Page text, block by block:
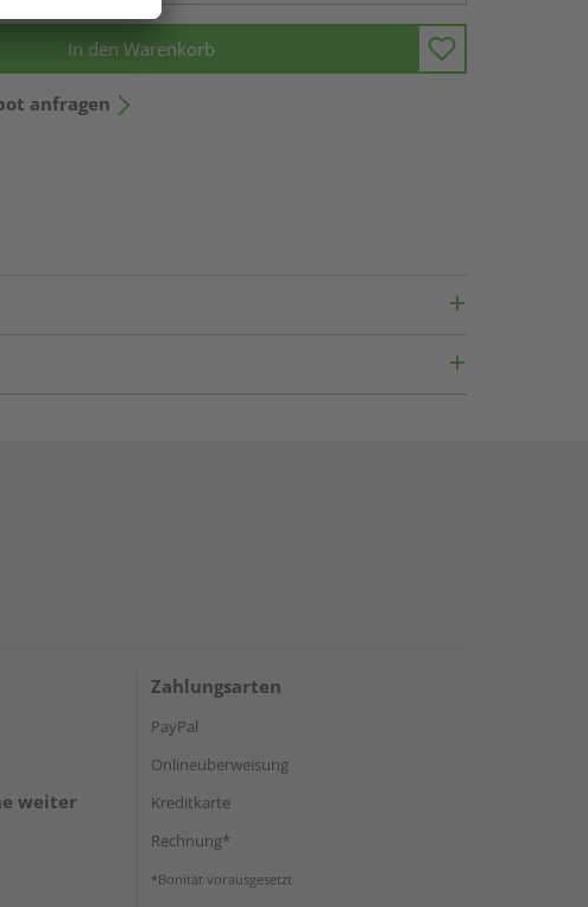
In den Warenkorb
anfragen
weiter
Zahlungsarten
PayPal
Onlineüberweisung
Kreditkarte
Rechnung*
*Bonität vorausgesetzt